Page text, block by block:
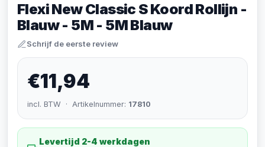
Flexi New Classic S Koord Rollijn -
Blauw - 5M - 5M Blauw
Schrijf de eerste review
€11,94
incl. BTW · Artikelnummer: 17810
Levertijd 2-4 werkdagen